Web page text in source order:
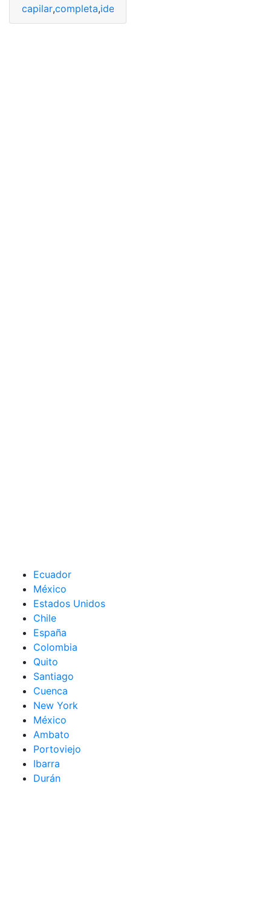
capilar,completa,identificarla
Ecuador
México
Estados Unidos
Chile
España
Colombia
Quito
Santiago
Cuenca
New York
México
Ambato
Portoviejo
Ibarra
Durán